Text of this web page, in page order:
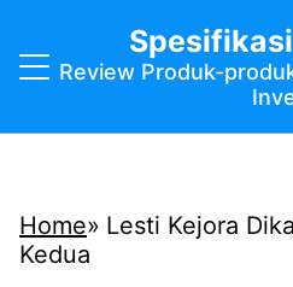
Review Produk-
Home
Lesti Kejora
Kedua